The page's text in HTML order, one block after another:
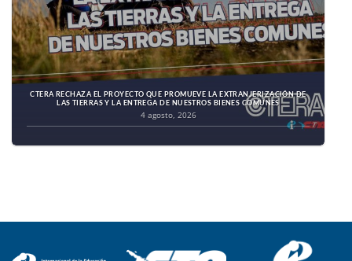
CTERA RECHAZA EL PROYECTO QUE PROMUEVE LA EXTRANJERIZACIÓN DE
LAS TIERRAS Y LA ENTREGA DE NUESTROS BIENES COMUNES
4 agosto, 2026